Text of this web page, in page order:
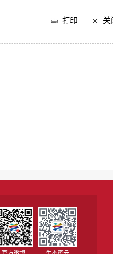
打印 关